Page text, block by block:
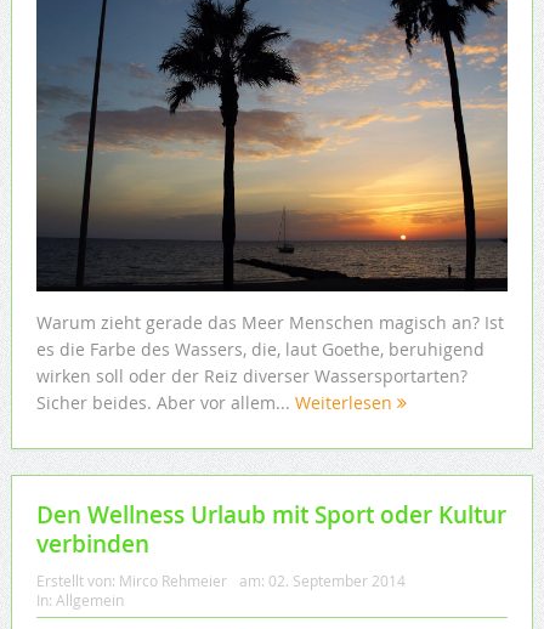
Warum zieht gerade das Meer Menschen magisch an? Ist
es die Farbe des Wassers, die, laut Goethe, beruhigend
wirken soll oder der Reiz diverser Wassersportarten?
Sicher beides. Aber vor allem... Weiterlesen
Den Wellness Urlaub mit Sport oder Kultur
verbinden
Erstellt von: Mirco Rehmeier am: 02. September 2014
In: Allgemein